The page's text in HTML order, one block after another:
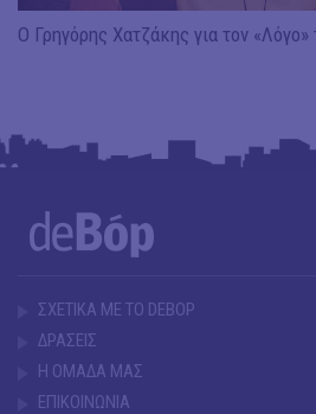
Ο Γρηγόρης Χατζάκης για τον
ΣΧΕΤΙΚΑ ΜΕ ΤΟ DEBOP
ΔΡΑΣΕΙΣ
Η ΟΜΑΔΑ ΜΑΣ
ΕΠΙΚΟΙΝΩΝΙΑ